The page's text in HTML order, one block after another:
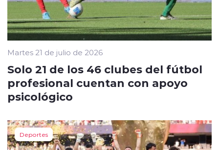
Martes 21 de julio de 2026
Solo 21 de los 46 clubes del fútbol
profesional cuentan con apoyo
psicológico
Deportes